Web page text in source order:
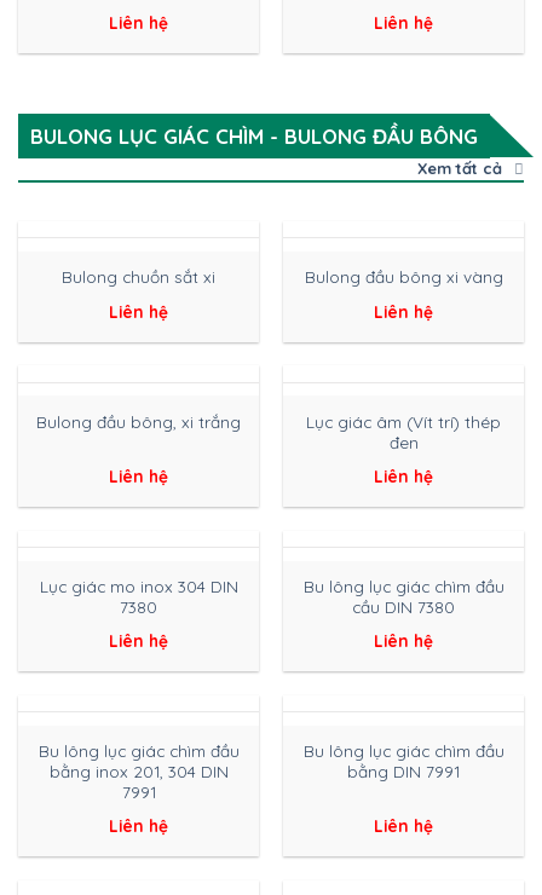
Liên hệ
Liên hệ
BULONG LỤC GIÁC CHÌM - BULONG ĐẦU BÔNG
Xem tất cả
Bulong chuồn sắt xi
Liên hệ
Bulong đầu bông xi vàng
Liên hệ
Bulong đầu bông, xi trắng
Liên hệ
Lục giác âm (Vít trí) thép
đen
Liên hệ
Lục giác mo inox 304 DIN
7380
Liên hệ
Bu lông lục giác chìm đầu
cầu DIN 7380
Liên hệ
Bu lông lục giác chìm đầu
bằng inox 201, 304 DIN
7991
Liên hệ
Bu lông lục giác chìm đầu
bằng DIN 7991
Liên hệ